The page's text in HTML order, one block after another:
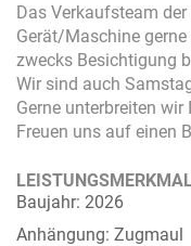
Das Verkaufsteam
Gerät/Maschine
zwecks Besichtigung
Wir sind auch
Gerne unterbreiten
Freuen uns auf einen
Baujahr: 2026
Anhängung: Zugmaul